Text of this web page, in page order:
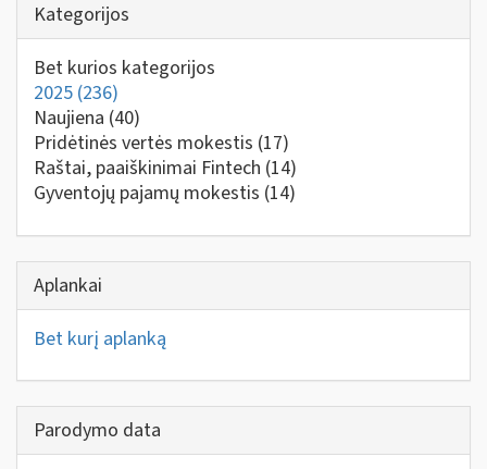
Kategorijos
Bet kurios kategorijos
2025 (236)
Naujiena (40)
Pridėtinės vertės mokestis (17)
Raštai, paaiškinimai Fintech (14)
Gyventojų pajamų mokestis (14)
Aplankai
Bet kurį aplanką
Parodymo data